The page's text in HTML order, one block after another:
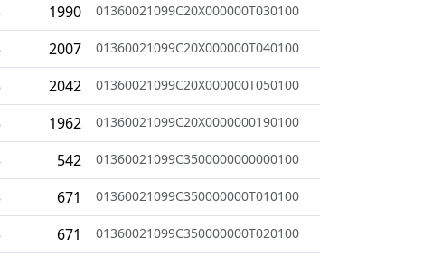
1990 01360021099C20X000000T030100
2007 01360021099C20X000000T040100
2042 01360021099C20X000000T050100
1962 01360021099C20X0000000190100
542 01360021099C3500000000000100
671 01360021099C350000000T010100
671 01360021099C350000000T020100